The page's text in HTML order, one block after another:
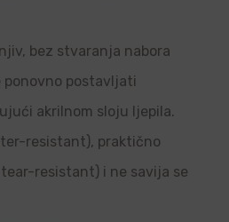
bez stvaranja nabora
ponovno postavljati
akrilnom sloju ljepila.
resistant), praktično
resistant) i ne savija se